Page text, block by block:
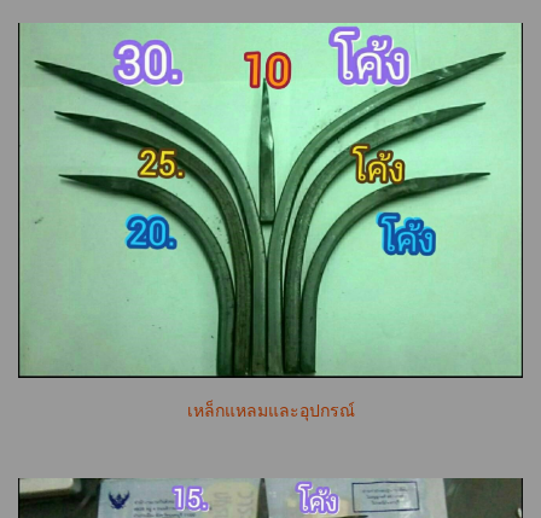
เหล็กแหลมและอุปกรณ์